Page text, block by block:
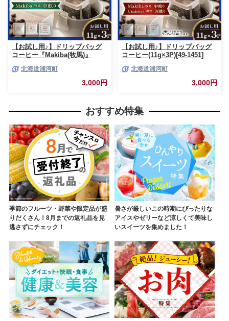
【お試し用♪】ドリップバッグ
コーヒー『Makiba(牧馬)』
北海道浦河町
3,000円
【お試し用♪】ドリップバッグ
コーヒー(11g×3P)[49-1451]
北海道浦河町
3,000円
おすすめ特集
季節のフルーツ・野菜や限定品が盛
りだくさん！8月までの返礼品を見
逃さずにチェック！
暑さが厳しいこの時期にぴったりな
アイスやゼリーなど涼しくて美味し
いスイーツを集めました！